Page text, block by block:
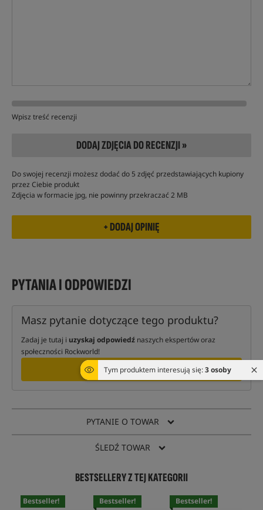
Tym produktem interesują się:3 osoby
Wpisz treść recenzji
DODAJ ZDJĘCIA DO RECENZJI »
Do swojej recenzji możesz dodać do 5 zdjęć przedstawiających kupiony
przez Ciebie produkt
Zdjęcia w formacie jpg, nie powinny przekraczać 2 MB
PYTANIA I ODPOWIEDZI
Masz pytanie dotyczące tego produktu?
Zadaj je tutaj i uzyskaj odpowiedź naszych ekspertów oraz
społeczności Rockworld!
ZAPYTAJ
PYTANIE O TOWAR
ŚLEDŹ TOWAR
BESTSELLERY Z TEJ KATEGORII
Bestseller! Bestseller! Bestseller!